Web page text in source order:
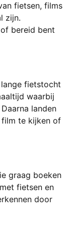
fietsen, films
zijn.
bereid bent
fietstocht
waarbij
landen
te kijken of
graag boeken
fietsen en
door